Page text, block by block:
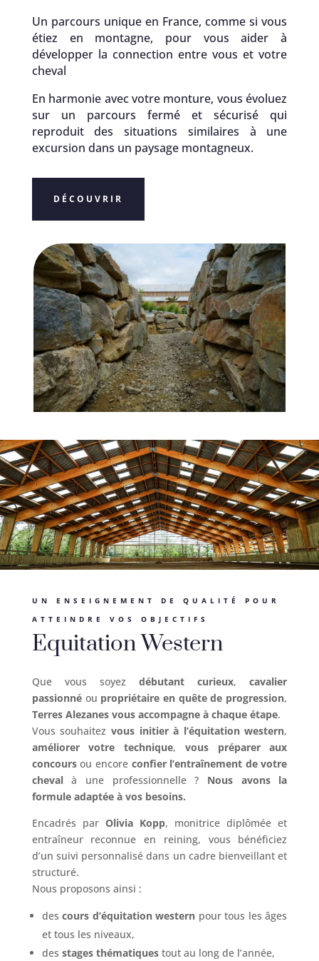
Un parcours unique en France, comme si vous
étiez en montagne, pour vous aider à
développer la connection entre vous et votre
cheval
En harmonie avec votre monture, vous évoluez
sur un parcours fermé et sécurisé qui
reproduit des situations similaires à une
excursion dans un paysage montagneux.
DÉCOUVRIR
UN ENSEIGNEMENT DE QUALITÉ POUR
ATTEINDRE VOS OBJECTIFS
Equitation Western
Que vous soyezdébutant curieux,cavalier
passionnéou propriétaire en quête de progression,
Terres Alezanes vous accompagne à chaque étape.
Vous souhaitez vous initier à l’équitation western,
améliorer votre technique, vous préparer aux
concoursou encore confier l’entraînement de votre
chevalà une professionnelle ? Nous avons la
formule adaptée à vos besoins.
Encadrés par Olivia Kopp, monitrice diplômée et
entraîneur reconnue en reining, vous bénéficiez
d’un suivi personnalisé dans un cadre bienveillant et
structuré.
Nous proposons ainsi :
descours d’équitation western pour tous les âges
et tous les niveaux,
des stages thématiquestout au long de l’année,